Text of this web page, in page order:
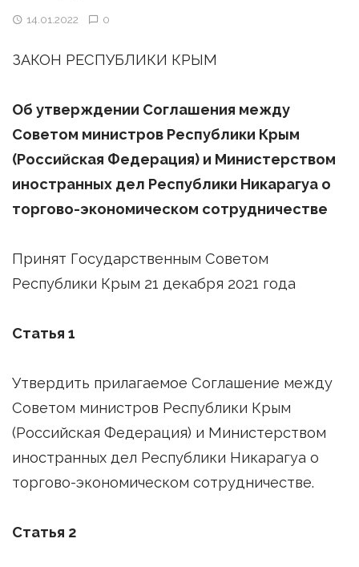
14.01.2022 0
ЗАКОН РЕСПУБЛИКИ КРЫМ
Об утверждении Соглашения между
Советом министров Республики Крым
(Российская Федерация) и Министерством
иностранных дел Республики Никарагуа о
торгово-экономическом сотрудничестве
Принят Государственным Советом
Республики Крым 21 декабря 2021 года
Статья 1
Утвердить прилагаемое Соглашение между
Советом министров Республики Крым
(Российская Федерация) и Министерством
иностранных дел Республики Никарагуа о
торгово-экономическом сотрудничестве.
Статья 2